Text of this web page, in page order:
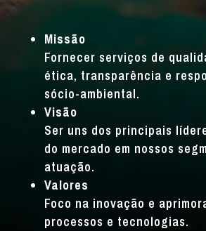
Missão
Fornecer serviços de
ética, transparência e
sócio-ambiental.
Visão
Ser uns dos principais
do mercado em nossos
atuação.
Valores
Foco na inovação e
processos e tecnologias.